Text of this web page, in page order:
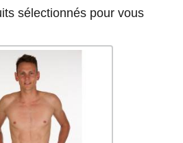
sélectionnés pour vous